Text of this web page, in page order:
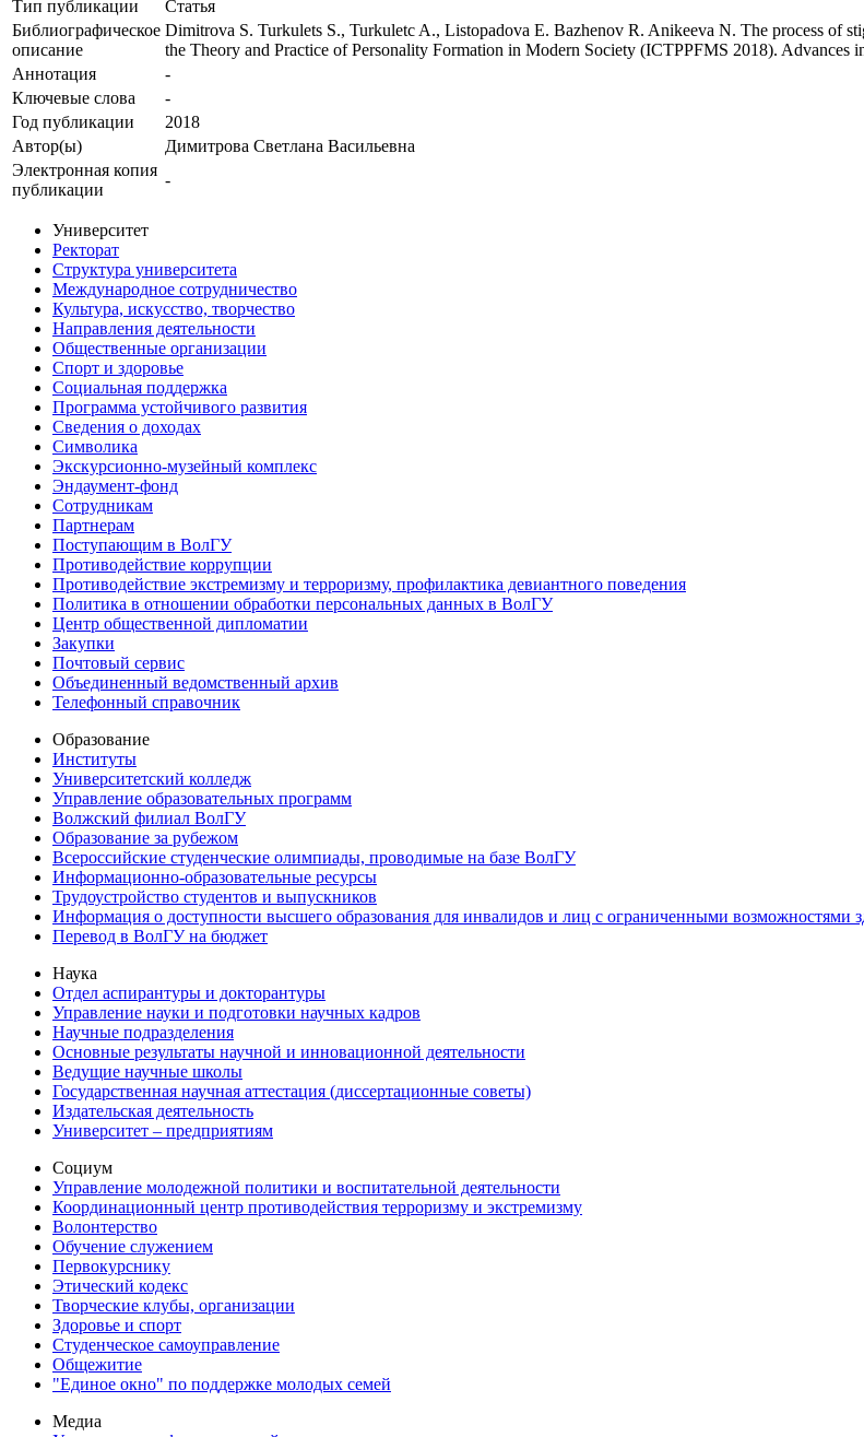
Тип публикации
Статья
Библиографическое
описание
Dimitrova S. Turkulets S., Turkuletc A., Listopadova E. Bazhenov R. Anikeeva N. The process of
the Theory and Practice of Personality Formation in Modern Society (ICTPPFMS 2018). Advances
Аннотация
-
Ключевые cлова
-
Год публикации
2018
Автор(ы)
Димитрова Светлана Васильевна
Электронная копия
публикации
-
Университет
Ректорат
Структура университета
Международное сотрудничество
Культура, искусство, творчество
Направления деятельности
Общественные организации
Спорт и здоровье
Социальная поддержка
Программа устойчивого развития
Сведения о доходах
Символика
Экскурсионно-музейный комплекс
Эндаумент-фонд
Сотрудникам
Партнерам
Поступающим в ВолГУ
Противодействие коррупции
Противодействие экстремизму и терроризму, профилактика девиантного поведения
Политика в отношении обработки персональных данных в ВолГУ
Центр общественной дипломатии
Закупки
Почтовый сервис
Объединенный ведомственный архив
Телефонный справочник
Образование
Институты
Университетский колледж
Управление образовательных программ
Волжский филиал ВолГУ
Образование за рубежом
Всероссийские студенческие олимпиады, проводимые на базе ВолГУ
Информационно-образовательные ресурсы
Трудоустройство студентов и выпускников
Информация о доступности высшего образования для инвалидов и лиц с ограниченными возможностями
Перевод в ВолГУ на бюджет
Наука
Отдел аспирантуры и докторантуры
Управление науки и подготовки научных кадров
Научные подразделения
Основные результаты научной и инновационной деятельности
Ведущие научные школы
Государственная научная аттестация (диссертационные советы)
Издательская деятельность
Университет – предприятиям
Социум
Управление молодежной политики и воспитательной деятельности
Координационный центр противодействия терроризму и экстремизму
Волонтерство
Обучение служением
Первокурснику
Этический кодекс
Творческие клубы, организации
Здоровье и спорт
Студенческое самоуправление
Общежитие
"Единое окно" по поддержке молодых семей
Медиа